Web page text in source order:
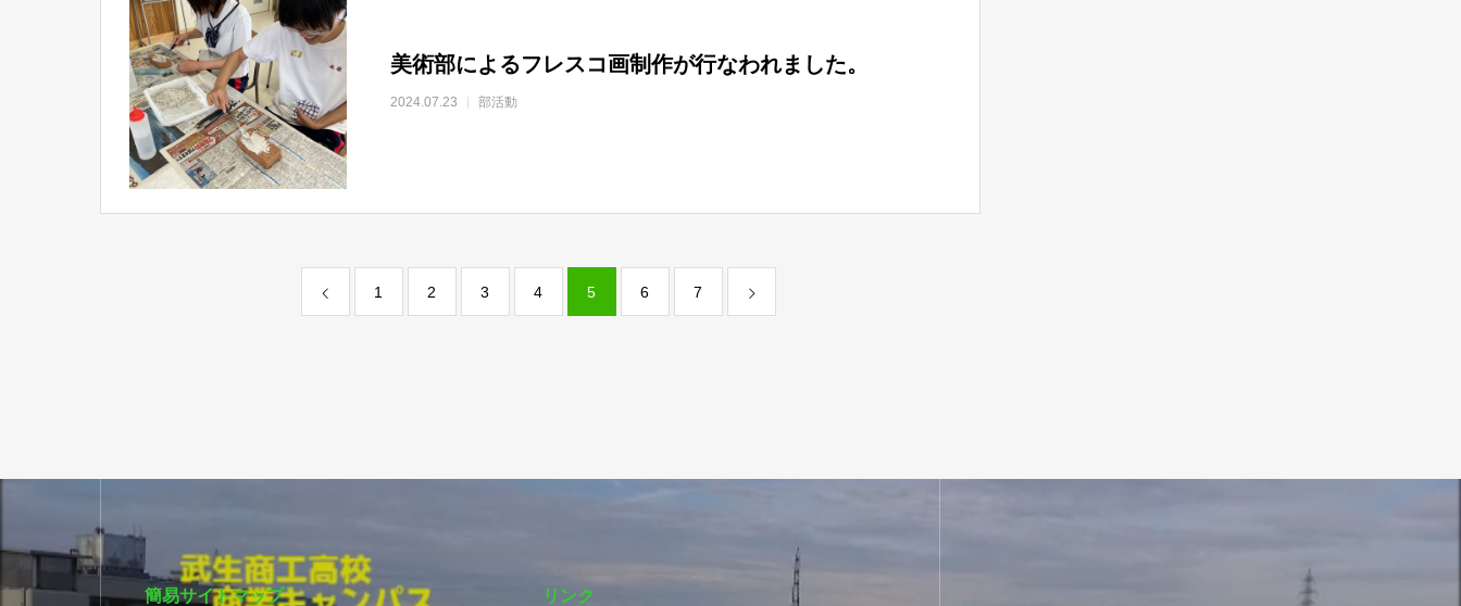
美術部によるフレスコ画制作が行なわれました。
2024.07.23 部活動
1 2 3 4 5 6 7
簡易サイトマップ リンク